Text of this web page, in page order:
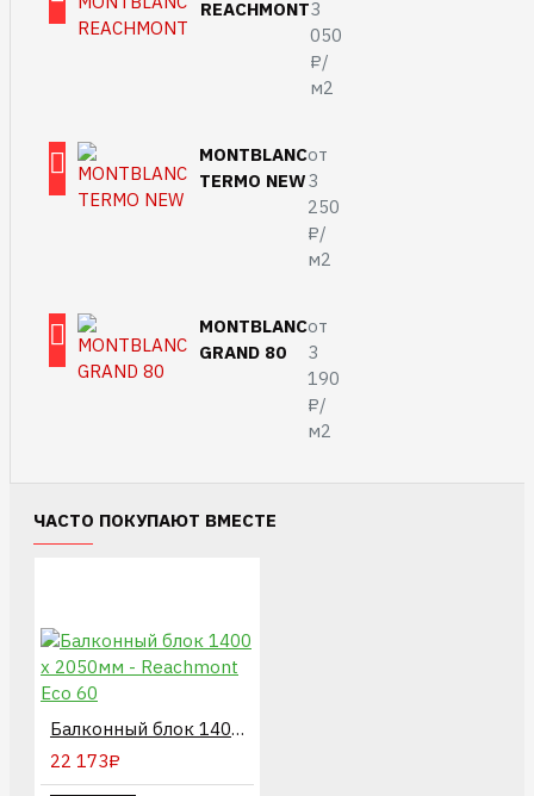
REACHMONT3
050
₽/
м2
MONTBLANC
TERMO NEW
от
3
250
₽/
м2
MONTBLANC
GRAND 80
от
3
190
₽/
м2
ЧАСТО ПОКУПАЮТ ВМЕСТЕ
Балконный блок 1400 х 2050мм - Reachmont Eco 60
22 173₽